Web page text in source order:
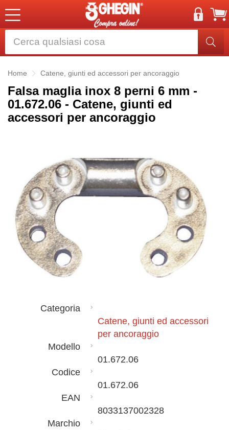
Home Catene, giunti ed accessori per ancoraggio
Falsa maglia inox 8 perni 6 mm -
01.672.06 - Catene, giunti ed
accessori per ancoraggio
Categoria
Catene, giunti ed accessori
per ancoraggio
Modello
01.672.06
Codice
01.672.06
EAN
8033137002328
Marchio